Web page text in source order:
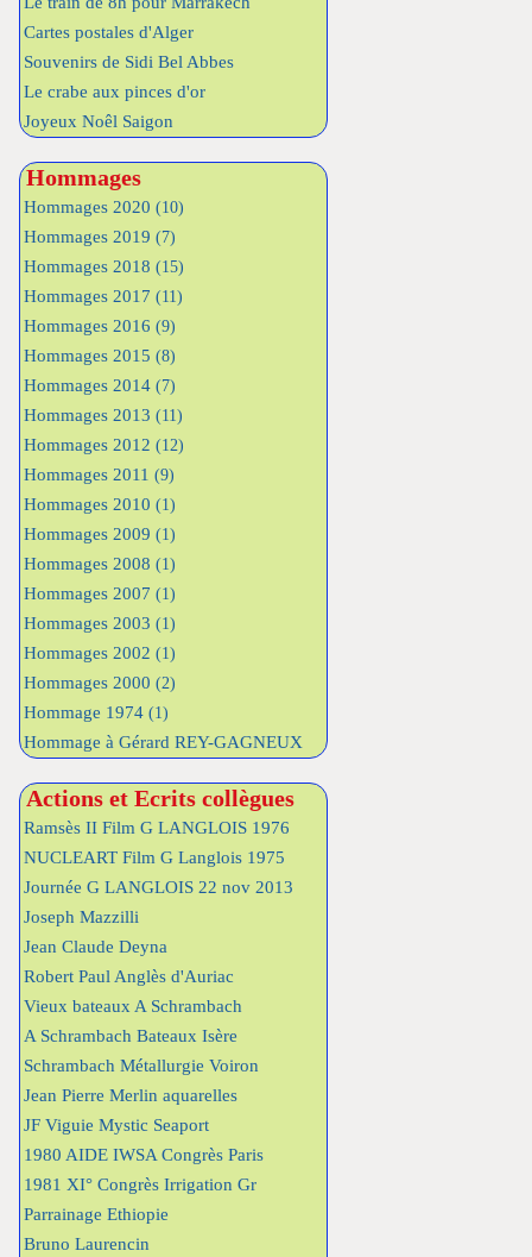
Cartes postales d'Alger
Souvenirs de Sidi Bel Abbes
Le crabe aux pinces d'or
Joyeux Noêl Saigon
Hommages
Hommages 2020 (10)
Hommages 2019 (7)
Hommages 2018 (15)
Hommages 2017 (11)
Hommages 2016 (9)
Hommages 2015 (8)
Hommages 2014 (7)
Hommages 2013 (11)
Hommages 2012 (12)
Hommages 2011 (9)
Hommages 2010 (1)
Hommages 2009 (1)
Hommages 2008 (1)
Hommages 2007 (1)
Hommages 2003 (1)
Hommages 2002 (1)
Hommages 2000 (2)
Hommage 1974 (1)
Hommage à Gérard REY-GAGNEUX
Actions et Ecrits collègues
Ramsès II Film G LANGLOIS 1976
NUCLEART Film G Langlois 1975
Journée G LANGLOIS 22 nov 2013
Joseph Mazzilli
Jean Claude Deyna
Robert Paul Anglès d'Auriac
Vieux bateaux A Schrambach
A Schrambach Bateaux Isère
Schrambach Métallurgie Voiron
Jean Pierre Merlin aquarelles
JF Viguie Mystic Seaport
1980 AIDE IWSA Congrès Paris
1981 XI° Congrès Irrigation Gr
Parrainage Ethiopie
Bruno Laurencin